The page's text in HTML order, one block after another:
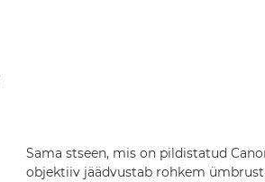
Sama stseen, mis on pildistatud
objektiiv jäädvustab rohkem